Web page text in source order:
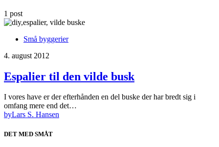
1 post
Små byggerier
4. august 2012
Espalier til den vilde busk
I vores have er der efterhånden en del buske der har bredt sig i
omfang mere end det…
byLars S. Hansen
DET MED SMÅT